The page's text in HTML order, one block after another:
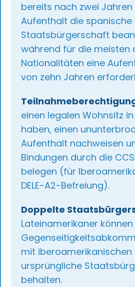
bereits nach zwei
Aufenthalt die spanische
Staatsbürgerschaft
während für die meisten
Nationalitäten eine
von zehn Jahren
einen legalen Wohnsitz
haben, einen
Aufenthalt nachweisen
Bindungen durch die
belegen (für
DELE-A2-Befreiung).
Doppelte
Lateinamerikaner
mit iberoamerikanischen
ursprüngliche
behalten.